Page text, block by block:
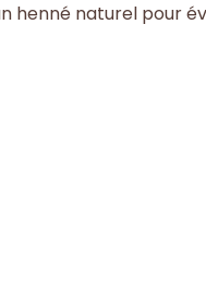
henné naturel pour